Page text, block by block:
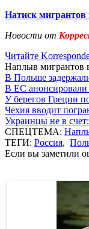
Натиск
Новости от
Читайте
Наплыв мигрантов
В Польше
В ЕС анонсировали
У берегов Греции
Чехия вводит
Украинцы не в
СПЕЦТЕМА:
ТЕГИ: Россия,
Если вы заметили